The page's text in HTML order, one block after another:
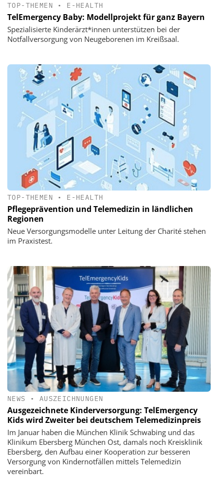
TOP-THEMEN • E-HEALTH
TelEmergency Baby: Modellprojekt für ganz Bayern
Spezialisierte Kinderärzt*innen unterstützen bei der
Notfallversorgung von Neugeborenen im Kreißsaal.
TOP-THEMEN • E-HEALTH
Pflegeprävention und Telemedizin in ländlichen
Regionen
Neue Versorgungsmodelle unter Leitung der Charité stehen
im Praxistest.
NEWS • AUSZEICHNUNGEN
Ausgezeichnete Kinderversorgung: TelEmergency
Kids wird Zweiter bei deutschem Telemedizinpreis
Im Januar haben die München Klinik Schwabing und das
Klinikum Ebersberg München Ost, damals noch Kreisklinik
Ebersberg, den Aufbau einer Kooperation zur besseren
Versorgung von Kindernotfällen mittels Telemedizin
vereinbart.